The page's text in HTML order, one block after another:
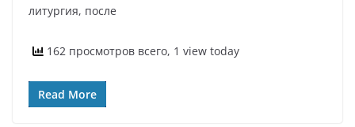
литургия, после
162 просмотров всего, 1 view today
Read More